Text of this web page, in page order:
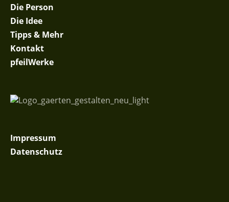
Die Person
Die Idee
Tipps & Mehr
Kontakt
pfeilWerke
Impressum
Datenschutz